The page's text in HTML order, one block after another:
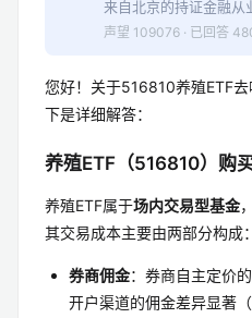
来自北京的持证金融从
声望 109076 · 已回答
您好！关于516810养殖ETF
下是详细解答：
养殖ETF（516810）购
养殖ETF属于场内交易型基金
其交易成本主要由两部分构成：
券商佣金：券商自主定价
开户渠道的佣金差异显著